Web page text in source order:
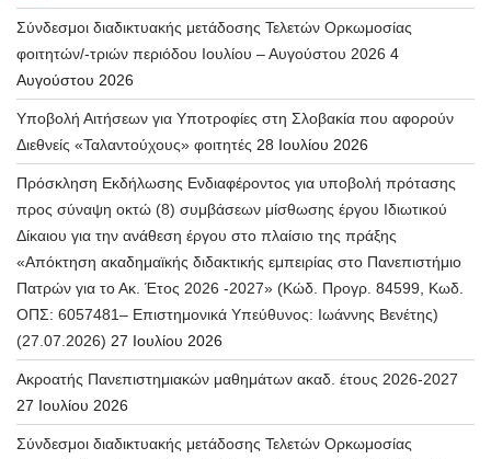
Σύνδεσμοι διαδικτυακής μετάδοσης Τελετών Ορκωμοσίας
φοιτητών/-τριών περιόδου Ιουλίου – Αυγούστου 2026 4
Αυγούστου 2026
Υποβολή Αιτήσεων για Υποτροφίες στη Σλοβακία που αφορούν
Διεθνείς «Ταλαντούχους» φοιτητές 28 Ιουλίου 2026
Πρόσκληση Εκδήλωσης Ενδιαφέροντος για υποβολή πρότασης
προς σύναψη οκτώ (8) συμβάσεων μίσθωσης έργου Ιδιωτικού
Δίκαιου για την ανάθεση έργου στο πλαίσιο της πράξης
«Απόκτηση ακαδημαϊκής διδακτικής εμπειρίας στο Πανεπιστήμιο
Πατρών για το Ακ. Έτος 2026 -2027» (Κώδ. Προγρ. 84599, Κωδ.
ΟΠΣ: 6057481– Επιστημονικά Υπεύθυνος: Ιωάννης Βενέτης)
(27.07.2026) 27 Ιουλίου 2026
Ακροατής Πανεπιστημιακών μαθημάτων ακαδ. έτους 2026-2027
27 Ιουλίου 2026
Σύνδεσμοι διαδικτυακής μετάδοσης Τελετών Ορκωμοσίας